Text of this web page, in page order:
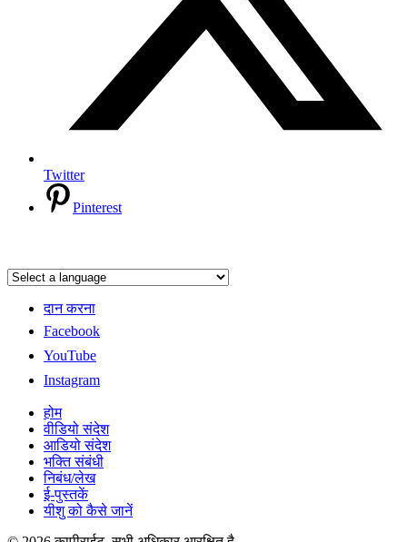
Twitter
Pinterest
दान करना
Facebook
YouTube
Instagram
होम
वीडियो संदेश
आडियो संदेश
भक्ति संबंधी
निबंध/लेख
ई-पुस्तकें
यीशु को कैसे जानें